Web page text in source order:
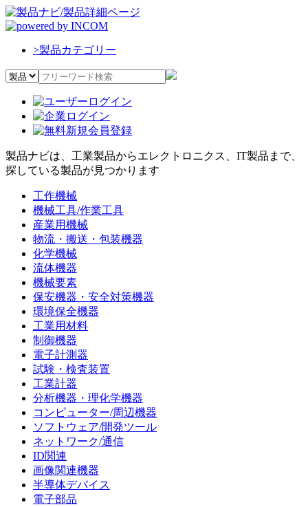
>製品カテゴリー
製品ナビは、工業製品からエレクトロニクス、IT製品まで、
探している製品が見つかります
工作機械
機械工具/作業工具
産業用機械
物流・搬送・包装機器
化学機械
流体機器
機械要素
保安機器・安全対策機器
環境保全機器
工業用材料
制御機器
電子計測器
試験・検査装置
工業計器
分析機器・理化学機器
コンピューター/周辺機器
ソフトウェア/開発ツール
ネットワーク/通信
ID関連
画像関連機器
半導体デバイス
電子部品